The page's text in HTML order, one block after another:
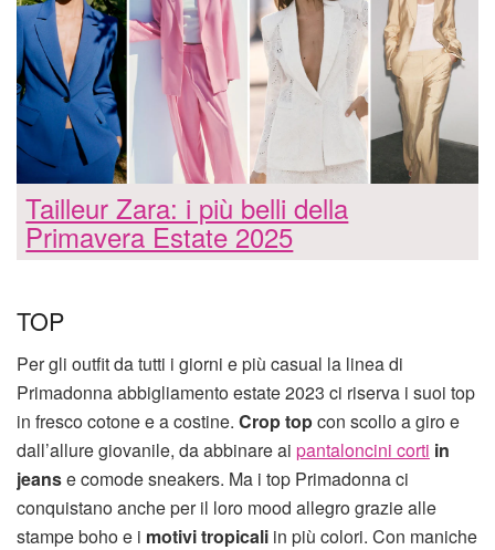
Tailleur Zara: i più belli della
Primavera Estate 2025
TOP
Per gli outfit da tutti i giorni e più casual la linea di
Primadonna abbigliamento estate 2023 ci riserva i suoi top
in fresco cotone e a costine. Crop topcon scollo a giro e
dall’allure giovanile, da abbinare ai pantaloncini corti in
jeanse comode sneakers. Ma i top Primadonna ci
conquistano anche per il loro mood allegro grazie alle
stampe boho e i motivi tropicali in più colori. Con maniche